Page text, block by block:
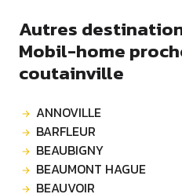
Autres
Mobil-home
coutainville
ANNOVILLE
BARFLEUR
BEAUBIGNY
BEAUMONT HAGUE
BEAUVOIR